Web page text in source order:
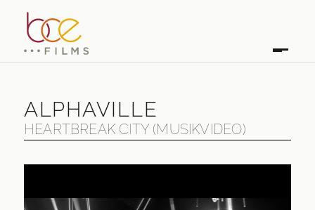
ALPHAVILLE
HEARTBREAK CITY (MUSIKVIDEO)
HEARTBREAK CITY (MUSIKVIDEO)